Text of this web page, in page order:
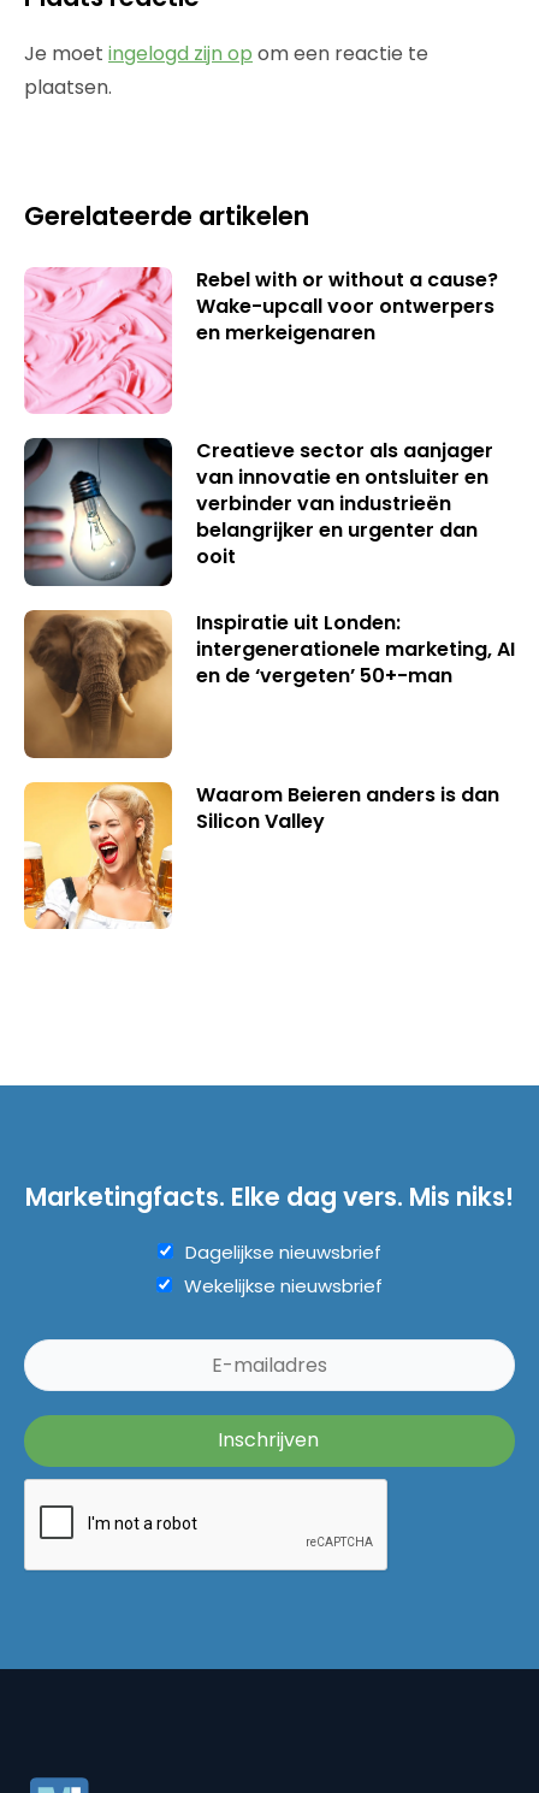
Je moet ingelogd zijn op om een reactie te
plaatsen.
Gerelateerde artikelen
Rebel with or without a cause?
Wake-upcall voor ontwerpers
en merkeigenaren
Creatieve sector als aanjager
van innovatie en ontsluiter en
verbinder van industrieën
belangrijker en urgenter dan
ooit
Inspiratie uit Londen:
intergenerationele marketing, AI
en de ‘vergeten’ 50+-man
Waarom Beieren anders is dan
Silicon Valley
Marketingfacts. Elke dag vers. Mis niks!
Dagelijkse nieuwsbrief
Wekelijkse nieuwsbrief